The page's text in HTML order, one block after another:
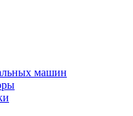
машин